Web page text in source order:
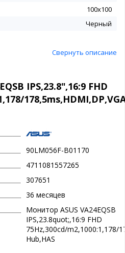
100x100
Черный
Свернуть описание
IPS,23.8",16:9 FHD
90LM056F-B01170
4711081557265
307651
36 месяцев
Монитор ASUS VA24EQSB
IPS,23.8quot;,16:9 FHD
75Hz,300cd/m2,1000:1,178/
Hub,HAS